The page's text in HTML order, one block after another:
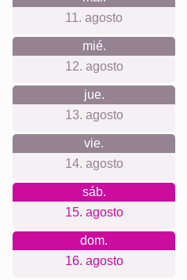
apostamos
una filosofía que valoramos
de crear una cuenta ni
newsletters, garantizamos
precios, así como un
y la calidad. Queremos
una experiencia tranquila y
ocasión...